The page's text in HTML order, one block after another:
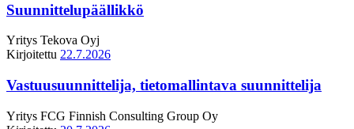
Suunnittelupäällikkö
Yritys Tekova Oyj
Kirjoitettu 22.7.2026
Vastuusuunnittelija, tietomallintava suunnittelija
Yritys FCG Finnish Consulting Group Oy